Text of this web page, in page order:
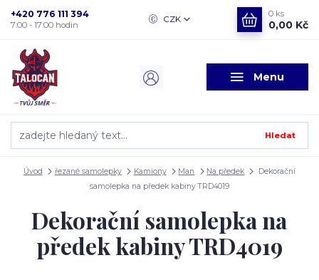
Menu
CZK
Hledat
+420 776 111 394
7:00 - 17:00 hodin
0 ks
0,00 Kč
Úvod řezané samolepky Kamiony Man Na předek
Dekorační
samolepka na předek kabiny TRD4019
Dekorační samolepka na
předek kabiny TRD4019